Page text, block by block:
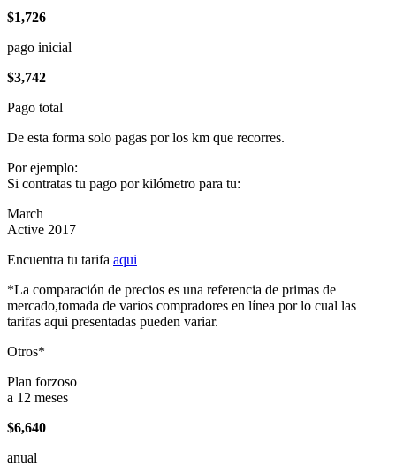
$1,726
pago inicial
$3,742
Pago total
De esta forma solo pagas por los km que recorres.
Por ejemplo:
Si contratas tu pago por kilómetro para tu:
March
Active 2017
Encuentra tu tarifa aqui
*La comparación de precios es una referencia de primas de
mercado,tomada de varios compradores en línea por lo cual las
tarifas aqui presentadas pueden variar.
Otros*
Plan forzoso
a 12 meses
$6,640
anual